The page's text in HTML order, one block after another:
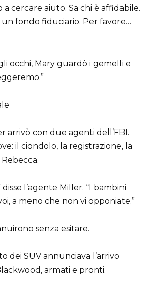
a cercare aiuto. Sa chi è affidabile.
un fondo fiduciario. Per favore…
occhi, Mary guardò i gemelli e
arrivò con due agenti dell’FBI.
il ciondolo, la registrazione, la
l’agente Miller. “I bambini
a meno che non vi opponiate.”
senza esitare.
dei SUV annunciava l’arrivo
armati e pronti.